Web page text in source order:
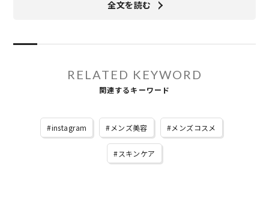
全文を読む
RELATED KEYWORD
関連するキーワード
instagram メンズ美容 メンズコスメ
スキンケア